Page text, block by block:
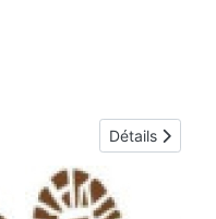
Détails